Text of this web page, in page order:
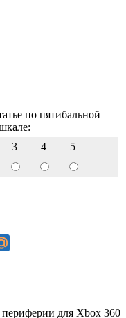
по пятибальной
3 4 5